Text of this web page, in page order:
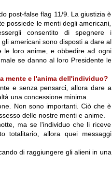
post-false flag 11/9. La giustizia è
possiede le menti degli americani,
consentito di spegnere i
americani sono disposti a dare al
le loro anime, e obbedire ad ogni
se danno al loro Presidente le
mente e l'anima dell'individuo?
e senza pensarci, allora dare a
una concessione minima.
Non sono importanti. Ciò che è
delle nostre menti e anime.
ma se l'individuo che li riceve
totalitario, allora quei messaggi
di raggiungere gli alieni in una